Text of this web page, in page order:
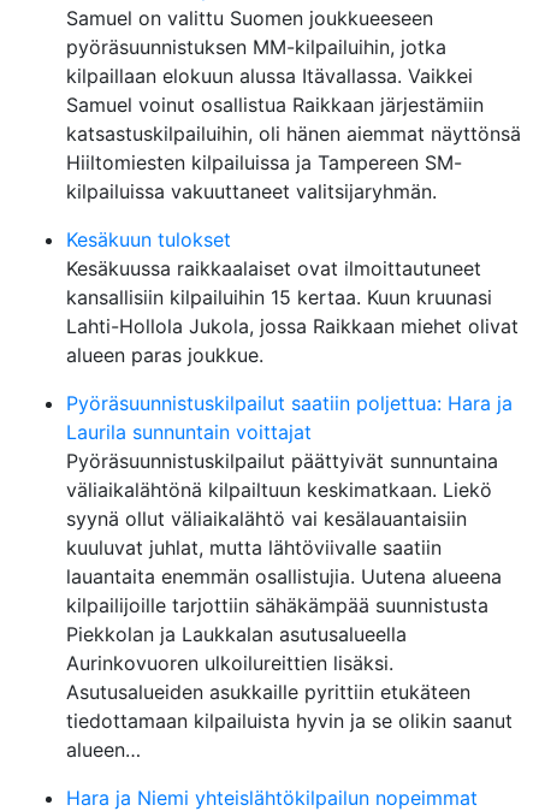
Samuel on valittu Suomen joukkueeseen
pyöräsuunnistuksen MM-kilpailuihin, jotka
kilpaillaan elokuun alussa Itävallassa. Vaikkei
Samuel voinut osallistua Raikkaan järjestämiin
katsastuskilpailuihin, oli hänen aiemmat näyttönsä
Hiiltomiesten kilpailuissa ja Tampereen SM-
kilpailuissa vakuuttaneet valitsijaryhmän.
Kesäkuun tulokset
Kesäkuussa raikkaalaiset ovat ilmoittautuneet
kansallisiin kilpailuihin 15 kertaa. Kuun kruunasi
Lahti-Hollola Jukola, jossa Raikkaan miehet olivat
alueen paras joukkue.
Pyöräsuunnistuskilpailut saatiin poljettua: Hara ja
Laurila sunnuntain voittajat
Pyöräsuunnistuskilpailut päättyivät sunnuntaina
väliaikalähtönä kilpailtuun keskimatkaan. Liekö
syynä ollut väliaikalähtö vai kesälauantaisiin
kuuluvat juhlat, mutta lähtöviivalle saatiin
lauantaita enemmän osallistujia. Uutena alueena
kilpailijoille tarjottiin sähäkämpää suunnistusta
Piekkolan ja Laukkalan asutusalueella
Aurinkovuoren ulkoilureittien lisäksi.
Asutusalueiden asukkaille pyrittiin etukäteen
tiedottamaan kilpailuista hyvin ja se olikin saanut
alueen…
Hara ja Niemi yhteislähtökilpailun nopeimmat